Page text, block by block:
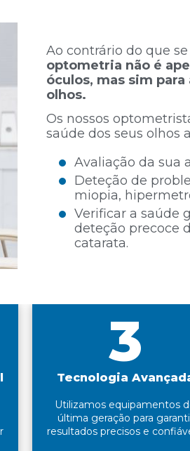
Ao contrário do que se
optometria não é
óculos, mas sim
olhos.
Os nossos
saúde dos seus olhos
Avaliação da sua
Deteção de
miopia,
Verificar a saúde
deteção precoce
catarata.
3
Tecnologia
Utilizamos equipamentos
última geração para
resultados precisos e